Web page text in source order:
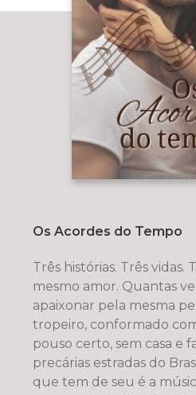
Os Acordes do Tempo
Três histórias. Três vidas.
mesmo amor. Quantas vezes é possível se
apaixonar pela mesma pessoa?
tropeiro, conformado
pouso certo, sem casa e
precárias estradas do
que tem de seu é a